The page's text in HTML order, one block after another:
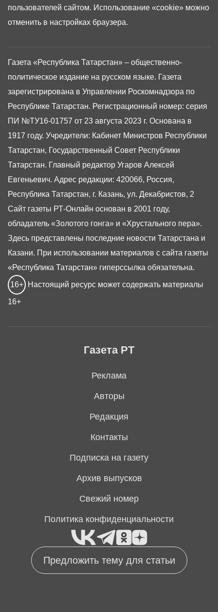
Предложить тему для статьи
Газета РТ
Реклама
Авторы
Редакция
Контакты
Подписка на газету
Архив выпусков
Свежий номер
Политика конфиденциальности
Газета «Республика Татарстан» – общественно-
политическое издание на русском языке. Газета
зарегистрирована в Управлении Роскомнадзора по
Республике Татарстан. Регистрационный номер: серия
ПИ №ТУ16-01757 от 23 августа 2023 г. Основана в
1917 году. Учредители: Кабинет Министров Республики
Татарстан, Государственный Совет Республики
Татарстан. Главный редактор Угаров Алексей
Евгеньевич. Адрес редакции: 420066, Россия,
Республика Татарстан, г. Казань, ул. Декабристов, 2
Сайт газеты РТ-Онлайн основан в 2001 году,
обладатель «Золотого гонга» и «Хрустального пера».
Здесь представлены последние новости Татарстана и
Казани. При использовании материалов с сайта газеты
«Республика Татарстан» гиперссылка обязательна.
16+ Настоящий ресурс может содержать материалы
16+
пользователей сайтом. Использование «cookie» можно
отменить в настройках браузера.